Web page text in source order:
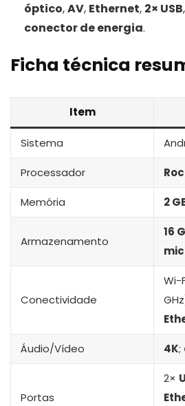
óptico,AV, Ethernet, 2× USB,
conector de energia.
Ficha técnica
Item
Sistema
Processador
Memória 2
Armazenamento
16
Conectividade
Wi-
Áudio/Vídeo 4K;
Portas
2×